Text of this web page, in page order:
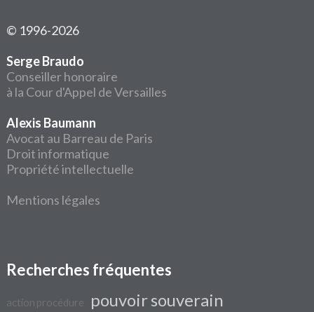
© 1996-2026
Serge Braudo
Conseiller honoraire
à la Cour d'Appel de Versailles
Alexis Baumann
Avocat au Barreau de Paris
Droit informatique
Propriété intellectuelle
Mentions légales
Recherches fréquentes
action procédure pouvoir souverain